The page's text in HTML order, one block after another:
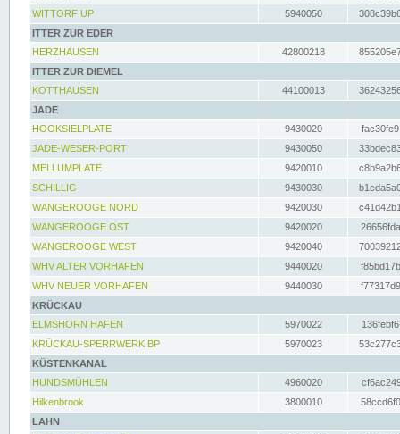
WITTORF UP
5940050
ITTER ZUR EDER
HERZHAUSEN
42800218
ITTER ZUR DIEMEL
KOTTHAUSEN
44100013
JADE
HOOKSIELPLATE
9430020
JADE-WESER-PORT
9430050
MELLUMPLATE
9420010
SCHILLIG
9430030
WANGEROOGE NORD
9420030
WANGEROOGE OST
9420020
WANGEROOGE WEST
9420040
WHV ALTER VORHAFEN
9440020
WHV NEUER VORHAFEN
9440030
KRÜCKAU
ELMSHORN HAFEN
5970022
KRÜCKAU-SPERRWERK BP
5970023
KÜSTENKANAL
HUNDSMÜHLEN
4960020
Hilkenbrook
3800010
LAHN